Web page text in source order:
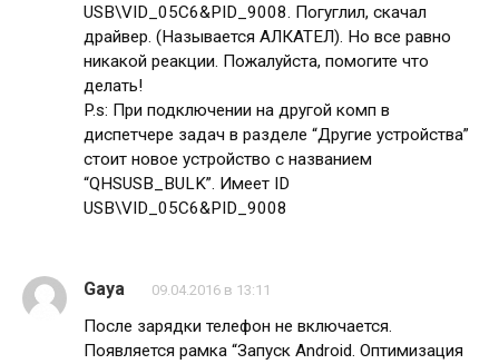
USB\VID_05C6&PID_9008. Погуглил, скачал
драйвер. (Называется АЛКАТЕЛ). Но все равно
никакой реакции. Пожалуйста, помогите что
делать!
P.s: При подключении на другой комп в
диспетчере задач в разделе “Другие устройства”
стоит новое устройство с названием
“QHSUSB_BULK”. Имеет ID
USB\VID_05C6&PID_9008
Gaya 09.04.2016 в 13:11
После зарядки телефон не включается.
Появляется рамка “Запуск Android. Оптимизация